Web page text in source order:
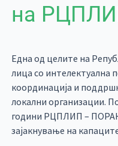
на
Една од целите на
лица со интелектуална
координација и
локални организации.
години РЦПЛИП –
зајакнување на